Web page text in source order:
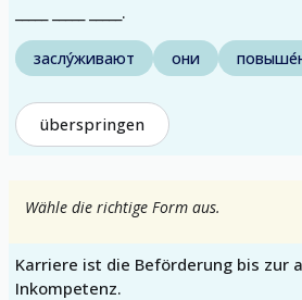
_____ _____ _____.
заслу́живают они
überspringen
Wähle die richtige Form aus.
Karriere ist die Beförderung bis zur
Inkompetenz.